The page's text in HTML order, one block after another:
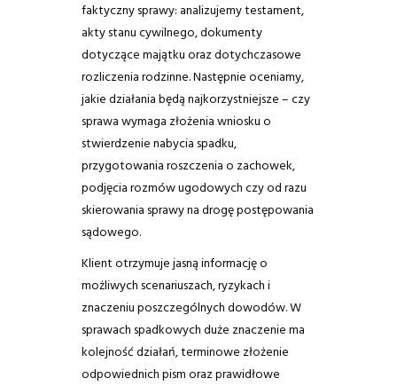
faktyczny sprawy: analizujemy testament,
akty stanu cywilnego, dokumenty
dotyczące majątku oraz dotychczasowe
rozliczenia rodzinne. Następnie oceniamy,
jakie działania będą najkorzystniejsze – czy
sprawa wymaga złożenia wniosku o
stwierdzenie nabycia spadku,
przygotowania roszczenia o zachowek,
podjęcia rozmów ugodowych czy od razu
skierowania sprawy na drogę postępowania
sądowego.
Klient otrzymuje jasną informację o
możliwych scenariuszach, ryzykach i
znaczeniu poszczególnych dowodów. W
sprawach spadkowych duże znaczenie ma
kolejność działań, terminowe złożenie
odpowiednich pism oraz prawidłowe